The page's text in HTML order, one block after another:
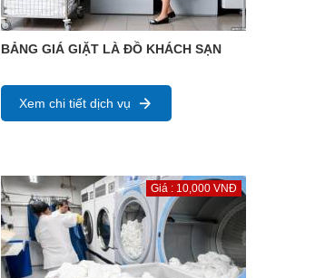
BẢNG GIÁ GIẶT LÀ ĐỒ KHÁCH SẠN
Xem chi tiết dịch vụ
Giá : 10,000 VNĐ